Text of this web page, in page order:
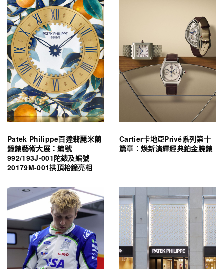
Patek Philippe百達翡麗米蘭
鐘錶藝術大展：編號
992/193J-001陀錶及編號
20179M-001拱頂枱鐘亮相
Cartier卡地亞Privé系列第十
篇章：煥新演繹經典鉑金腕錶